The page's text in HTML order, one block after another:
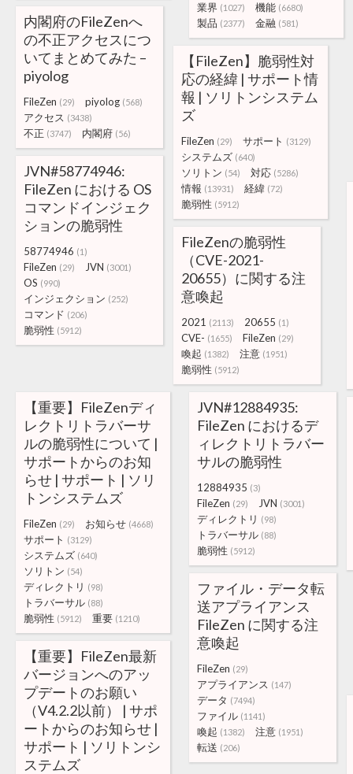
業界 (1027) 機能 (6680)
製品 (2377) 金融 (581)
内閣府のFileZenへ
の不正アクセスにつ
いてまとめてみた –
piyolog
FileZen (29) piyolog (568)
アクセス (3438)
不正 (3747) 内閣府 (56)
【FileZen】脆弱性対
応の経緯 | サポート情
報 | ソリトンシステム
ズ
FileZen (29) サポート (3129)
システムズ (640)
ソリトン (54) 対応 (5286)
情報 (13931) 経緯 (72)
脆弱性 (5912)
JVN#58774946:
FileZen における OS
コマンドインジェク
ションの脆弱性
58774946 (1)
FileZen (29) JVN (3001)
OS (990)
インジェクション (252)
コマンド (206)
脆弱性 (5912)
FileZenの脆弱性
（CVE-2021-
20655）に関する注
意喚起
2021 (2113) 20655 (1)
CVE- (1655) FileZen (29)
喚起 (1382) 注意 (1951)
脆弱性 (5912)
【重要】FileZenディ
レクトリトラバーサ
ルの脆弱性について |
サポートからのお知
らせ | サポート | ソリ
トンシステムズ
FileZen (29) お知らせ (4668)
サポート (3129)
システムズ (640)
ソリトン (54)
ディレクトリ (98)
トラバーサル (88)
脆弱性 (5912) 重要 (1210)
JVN#12884935:
FileZen におけるデ
ィレクトリトラバー
サルの脆弱性
12884935 (3)
FileZen (29) JVN (3001)
ディレクトリ (98)
トラバーサル (88)
脆弱性 (5912)
ファイル・データ転
送アプライアンス
FileZen に関する注
意喚起
FileZen (29)
アプライアンス (147)
データ (7494)
ファイル (1141)
喚起 (1382) 注意 (1951)
転送 (206)
【重要】FileZen最新
バージョンへのアッ
プデートのお願い
（V4.2.2以前） | サポ
ートからのお知らせ |
サポート | ソリトンシ
ステムズ